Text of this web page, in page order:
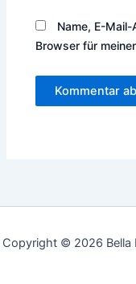
Name, E-
Browser für
Copyright © 2026 Bella